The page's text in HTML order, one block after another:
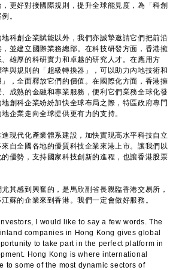
更好對接國際規則，提升全球能見度，為「科創
。
創企業賦能以外，我們亦誠摯邀請它們把前沿
並建立國際業務總部。在科技研發方面，香港擁
雄厚的科研實力和卓越的研究人才。在應用方
與規則的「超級轉換器」，可以助力內地技術和
，全面釋放它們的價值。在國際化方面，香港擁
成熟的金融和專業服務，便利它們業務全球化發
創科企業紛紛加快全球布局之際，特區政府專門
企業走向全球提供更有力的支持。
代化產業體系建設，加快實現高水平科技自立
自全國各地的優質科技企業來港上市。讓我們以
優勢，支持國家科技創新的進程，也讓香港股票
感到興奮的，是馬欣副省長親臨香港交易所，
蘇的企業來到香港。我們一定會做好服務。
I would like to say a few words. The
companies in Hong Kong gives global
to take part in the perfect platform in
Hong Kong is where international
to some of the most dynamic sectors of